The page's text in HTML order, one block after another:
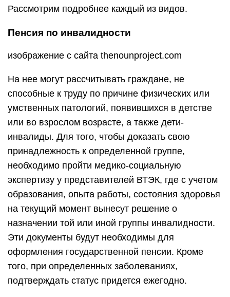
Рассмотрим подробнее каждый из видов.
Пенсия по инвалидности
изображение с сайта thenounproject.com
На нее могут рассчитывать граждане, не
способные к труду по причине физических или
умственных патологий, появившихся в детстве
или во взрослом возрасте, а также дети-
инвалиды. Для того, чтобы доказать свою
принадлежность к определенной группе,
необходимо пройти медико-социальную
экспертизу у представителей ВТЭК, где с учетом
образования, опыта работы, состояния здоровья
на текущий момент вынесут решение о
назначении той или иной группы инвалидности.
Эти документы будут необходимы для
оформления государственной пенсии. Кроме
того, при определенных заболеваниях,
подтверждать статус придется ежегодно.